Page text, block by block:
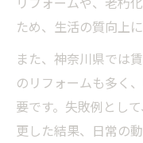
ため、生活の質向上に
また、神奈川県では
のリフォームも多く
要です。失敗例とし
更した結果、日常の